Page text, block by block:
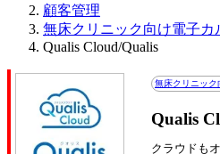
顧客管理
無床クリニック向け電子カ
Qualis Cloud/Qualis
無床クリニック
Qualis
クラウドも